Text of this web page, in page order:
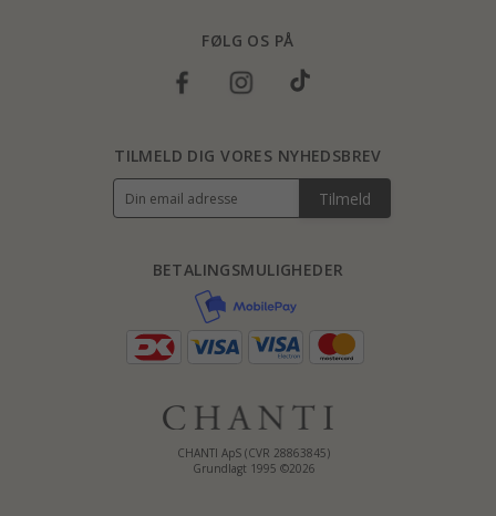
FØLG OS PÅ
CHANTI ApS (CVR 28863845)
Grundlagt 1995 ©2026
BETALINGSMULIGHEDER
TILMELD DIG VORES NYHEDSBREV
Tilmeld